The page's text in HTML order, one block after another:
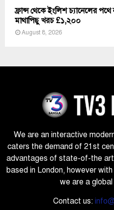
ফ্রান্স থেকে ইংলিশ চ্যানেলের
মাথাপিছু খরচ £১,২০০
August 8, 2026
We are an interactive
caters the demand of 21st
advantages of state-of-the
based in London, however
we are a
Contact us: